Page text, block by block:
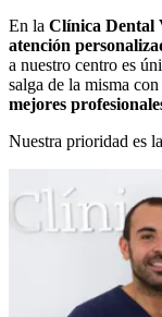
En la Clínica Dental
atención
a nuestro centro es
salga de la misma
mejores
Nuestra prioridad es